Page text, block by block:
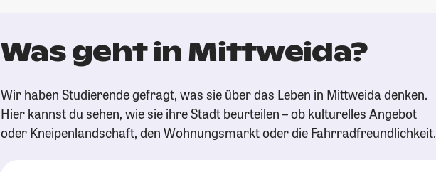
Was geht in Mittweida?
Wir haben Studierende gefragt, was sie über das Leben in Mittweida denken.
Hier kannst du sehen, wie sie ihre Stadt beurteilen – ob kulturelles Angebot
oder Kneipenlandschaft, den Wohnungsmarkt oder die Fahrradfreundlichkeit.